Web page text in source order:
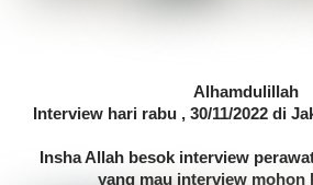
Alhamdulillah
Interview hari rabu , 30/11/2022 di
Insha Allah besok interview
yang mau interview mohon